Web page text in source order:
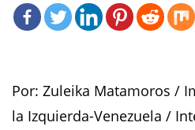
Por: Zuleika Matamoros /
la Izquierda-Venezuela /